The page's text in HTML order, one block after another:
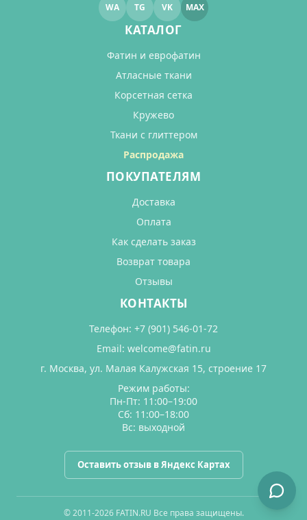
WA TG VK MAX
КАТАЛОГ
Фатин и еврофатин
Атласные ткани
Корсетная сетка
Кружево
Ткани с глиттером
Распродажа
ПОКУПАТЕЛЯМ
Доставка
Оплата
Как сделать заказ
Возврат товара
Отзывы
КОНТАКТЫ
Телефон: +7 (901) 546-01-72
Email: welcome@fatin.ru
г. Москва, ул. Малая Калужская 15, строение 17
Режим работы:
Пн-Пт: 11:00–19:00
Сб: 11:00–18:00
Вс: выходной
Оставить отзыв в Яндекс Картах
© 2011-2026 FATIN.RU Все права защищены.